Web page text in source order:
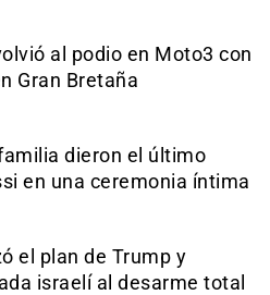
al podio en Moto3 con
Gran Bretaña
dieron el último
en una ceremonia íntima
el plan de Trump y
israelí al desarme total